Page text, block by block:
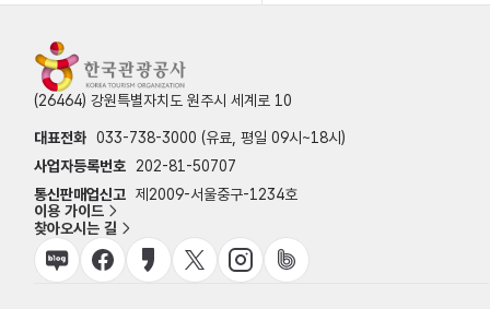
(26464) 강원특별자치도 원주시 세계로 10
대표전화 033-738-3000 (유료, 평일 09시~18시)
사업자등록번호
202-81-50707
통신판매업신고 제2009-서울중구-1234호
이용 가이드
찾아오시는 길